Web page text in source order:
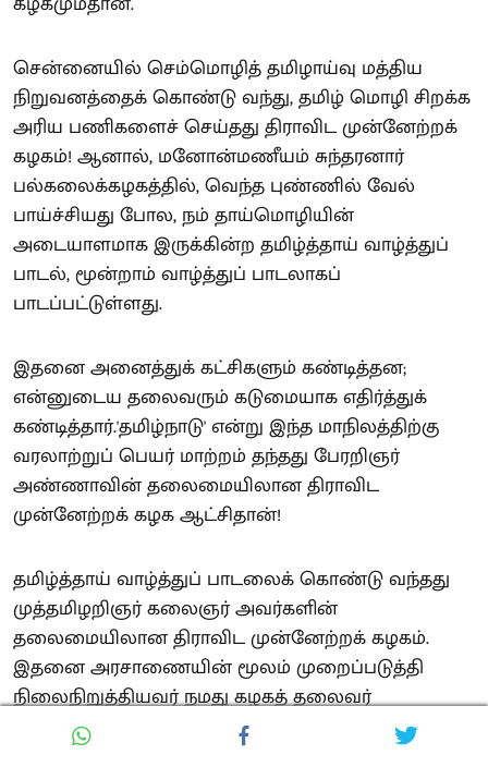
சென்னையில் செம்மொழித் தமிழாய்வு மத்திய
நிறுவனத்தைக் கொண்டு வந்து, தமிழ் மொழி சிறக்க
அரிய பணிகளைச் செய்தது திராவிட முன்னேற்றக்
கழகம்! ஆனால், மனோன்மணீயம் சுந்தரனார்
பல்கலைக்கழகத்தில், வெந்த புண்ணில் வேல்
பாய்ச்சியது போல, நம் தாய்மொழியின்
அடையாளமாக இருக்கின்ற தமிழ்த்தாய் வாழ்த்துப்
பாடல், மூன்றாம் வாழ்த்துப் பாடலாகப்
பாடப்பட்டுள்ளது.
இதனை அனைத்துக் கட்சிகளும் கண்டித்தன;
என்னுடைய தலைவரும் கடுமையாக எதிர்த்துக்
கண்டித்தார்.'தமிழ்நாடு' என்று இந்த மாநிலத்திற்கு
வரலாற்றுப் பெயர் மாற்றம் தந்தது பேரறிஞர்
அண்ணாவின் தலைமையிலான திராவிட
முன்னேற்றக் கழக ஆட்சிதான்!
தமிழ்த்தாய் வாழ்த்துப் பாடலைக் கொண்டு வந்தது
முத்தமிழறிஞர் கலைஞர் அவர்களின்
தலைமையிலான திராவிட முன்னேற்றக் கழகம்.
இதனை அரசாணையின் மூலம் முறைப்படுத்தி
நிலைநிறுத்தியவர் நமது கழகத் தலைவர்
மு.க.ஸ்டாலின் அவர்கள். இதனைத் தொடர்
ஓட்டமாகக் கொண்டு சென்று நிலைநாட்டவிருக்கும்